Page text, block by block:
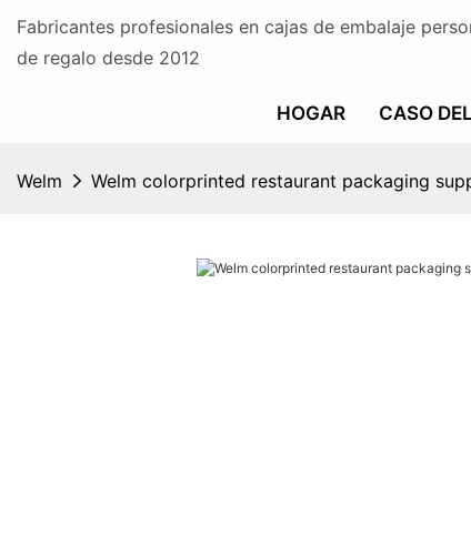
Fabricantes profesionales en cajas de embalaje
de regalo desde 2012
HOGAR CASO
Welm Welm colorprinted restaurant packaging